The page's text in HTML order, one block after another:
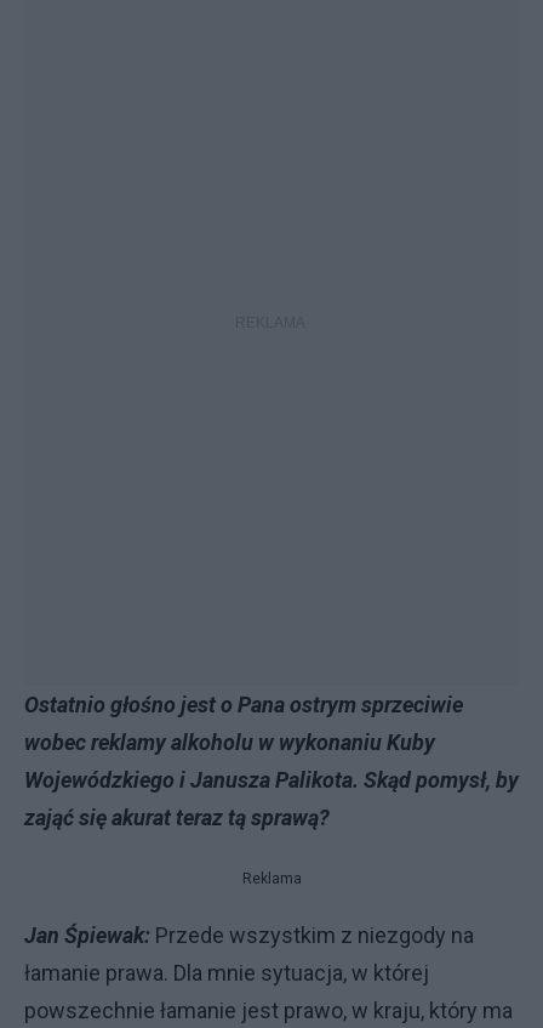
Ostatnio głośno jest o Pana ostrym sprzeciwie
wobec reklamy alkoholu w wykonaniu Kuby
Wojewódzkiego i Janusza Palikota. Skąd pomysł, by
zająć się akurat teraz tą sprawą?
Reklama
Jan Śpiewak: Przede wszystkim z niezgody na
łamanie prawa. Dla mnie sytuacja, w której
powszechnie łamanie jest prawo, w kraju, który ma